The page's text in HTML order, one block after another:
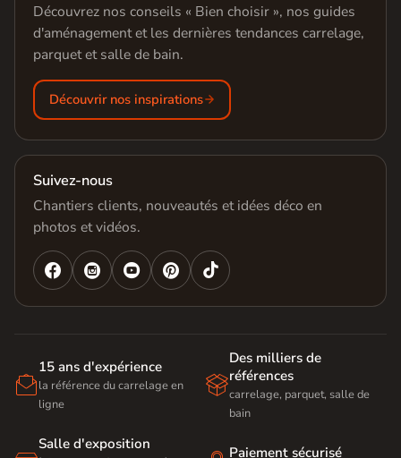
Découvrez nos conseils « Bien choisir », nos guides
d'aménagement et les dernières tendances carrelage,
parquet et salle de bain.
Découvrir nos inspirations
Suivez-nous
Chantiers clients, nouveautés et idées déco en
photos et vidéos.
   

15 ans d'expérience
la référence du carrelage en
ligne

Des milliers de
références
carrelage, parquet, salle de
bain
Salle d'exposition
Paiement sécurisé